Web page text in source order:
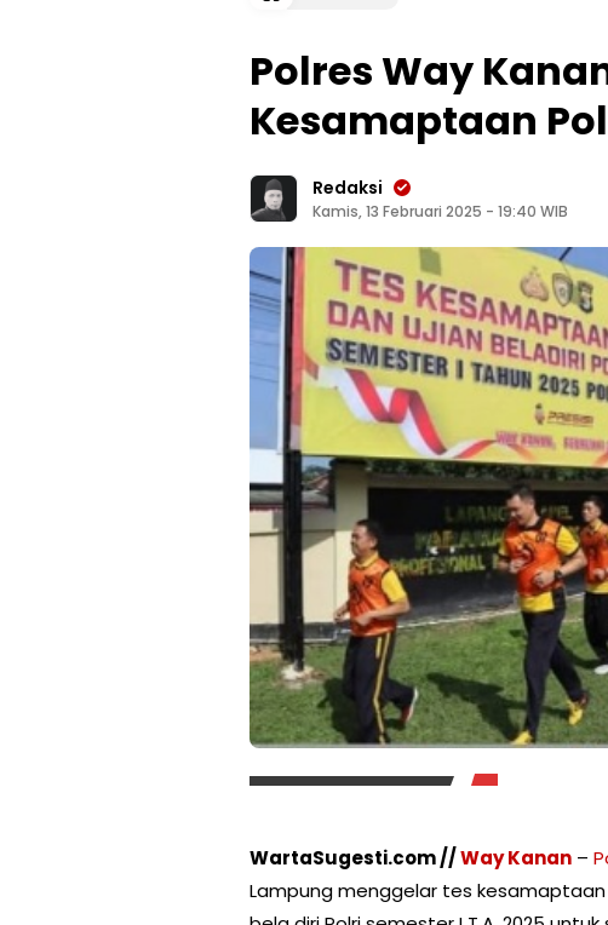
Polres Way
Kesamaptaan
Redaksi
Kamis, 13 Februari 2025 - 19:40 WIB
WartaSugesti.com //Way Kanan –
Lampung menggelar tes